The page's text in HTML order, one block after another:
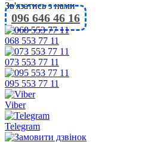
Зв'язатись з нами
096 646 46 16
068 553 77 11
073 553 77 11
095 553 77 11
Viber
Telegram